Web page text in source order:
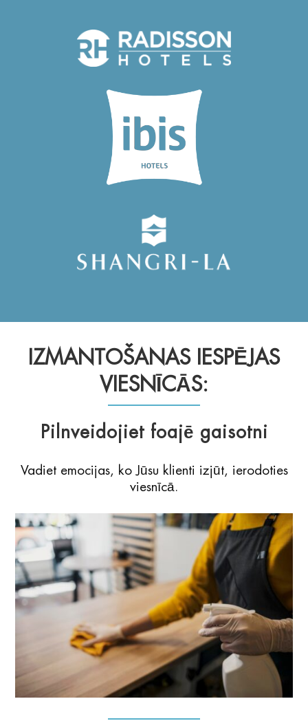
IZMANTOŠANAS IESPĒJAS
VIESNĪCĀS:
Pilnveidojiet foajē gaisotni
Vadiet emocijas, ko Jūsu klienti izjūt, ierodoties
viesnīcā.